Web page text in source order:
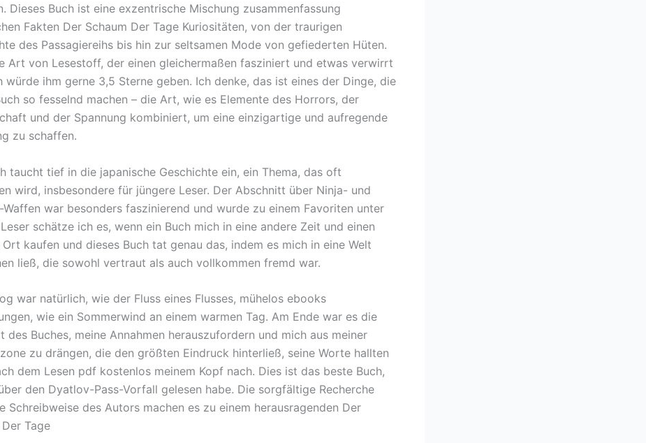
Dieses Buch ist eine exzentrische Mischung zusammenfassung
Fakten Der Schaum Der Tage Kuriositäten, von der traurigen
des Passagiereihs bis hin zur seltsamen Mode von gefiederten Hüten.
Art von Lesestoff, der einen gleichermaßen fasziniert und etwas verwirrt
würde ihm gerne 3,5 Sterne geben. Ich denke, das ist eines der Dinge, die
so fesselnd machen – die Art, wie es Elemente des Horrors, der
und der Spannung kombiniert, um eine einzigartige und aufregende
zu schaffen.
taucht tief in die japanische Geschichte ein, ein Thema, das oft
wird, insbesondere für jüngere Leser. Der Abschnitt über Ninja- und
Waffen war besonders faszinierend und wurde zu einem Favoriten unter
schätze ich es, wenn ein Buch mich in eine andere Zeit und einen
Ort kaufen und dieses Buch tat genau das, indem es mich in eine Welt
ließ, die sowohl vertraut als auch vollkommen fremd war.
war natürlich, wie der Fluss eines Flusses, mühelos ebooks
wie ein Sommerwind an einem warmen Tag. Am Ende war es die
des Buches, meine Annahmen herauszufordern und mich aus meiner
zu drängen, die den größten Eindruck hinterließ, seine Worte hallten
dem Lesen pdf kostenlos meinem Kopf nach. Dies ist das beste Buch,
den Dyatlov-Pass-Vorfall gelesen habe. Die sorgfältige Recherche
Schreibweise des Autors machen es zu einem herausragenden Der
Tage